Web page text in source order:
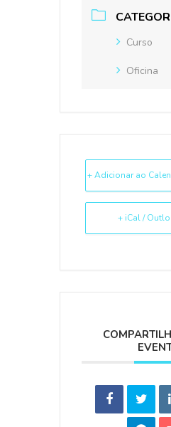
Curso
Oficina
+ Adicionar ao
+ iCal /